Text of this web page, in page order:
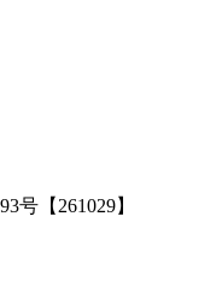
号【261029】